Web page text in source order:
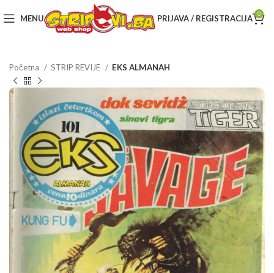
MENU PRIJAVA / REGISTRACIJA 0
Početna STRIP REVIJE EKS ALMANAH